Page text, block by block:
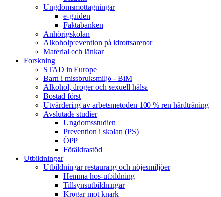
Ungdomsmottagningar
e-guiden
Faktabanken
Anhörigskolan
Alkoholprevention på idrottsarenor
Material och länkar
Forskning
STAD in Europe
Barn i missbruksmiljö - BiM
Alkohol, droger och sexuell hälsa
Bostad först
Utvärdering av arbetsmetoden 100 % ren hårdträning
Avslutade studier
Ungdomsstudien
Prevention i skolan (PS)
ÖPP
Föräldrastöd
Utbildningar
Utbildningar restaurang och nöjesmiljöer
Hemma hos-utbildning
Tillsynsutbildningar
Krogar mot knark